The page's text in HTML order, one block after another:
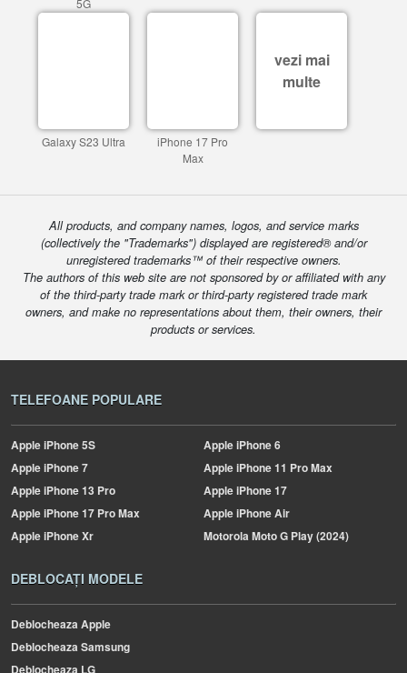
5G
Galaxy S23 Ultra
iPhone 17 Pro
Max
vezi mai
multe
All products, and company names, logos, and service marks
(collectively the "Trademarks") displayed are registered® and/or
unregistered trademarks™ of their respective owners.
The authors of this web site are not sponsored by or affiliated with any
of the third-party trade mark or third-party registered trade mark
owners, and make no representations about them, their owners, their
products or services.
TELEFOANE POPULARE
AppleiPhone 5S AppleiPhone 6
AppleiPhone 7 AppleiPhone 11 Pro Max
AppleiPhone 13 Pro AppleiPhone 17
AppleiPhone 17 Pro Max AppleiPhone Air
AppleiPhone Xr MotorolaMoto G Play (2024)
DEBLOCAȚI MODELE
Deblocheaza Apple
Deblocheaza Samsung
Deblocheaza LG